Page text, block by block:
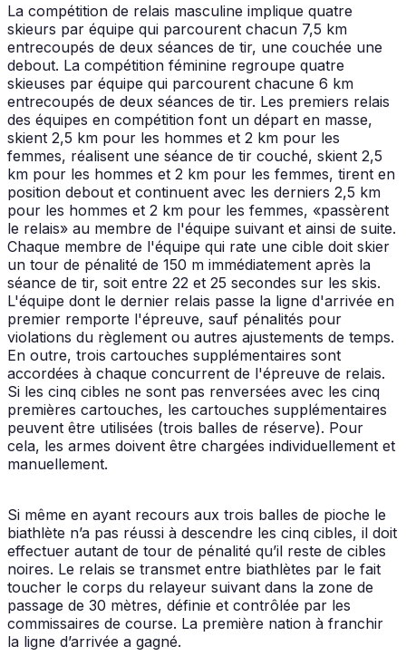
La compétition de relais masculine implique quatre
skieurs par équipe qui parcourent chacun 7,5 km
entrecoupés de deux séances de tir, une couchée une
debout. La compétition féminine regroupe quatre
skieuses par équipe qui parcourent chacune 6 km
entrecoupés de deux séances de tir. Les premiers relais
des équipes en compétition font un départ en masse,
skient 2,5 km pour les hommes et 2 km pour les
femmes, réalisent une séance de tir couché, skient 2,5
km pour les hommes et 2 km pour les femmes, tirent en
position debout et continuent avec les derniers 2,5 km
pour les hommes et 2 km pour les femmes, «passèrent
le relais» au membre de l'équipe suivant et ainsi de suite.
Chaque membre de l'équipe qui rate une cible doit skier
un tour de pénalité de 150 m immédiatement après la
séance de tir, soit entre 22 et 25 secondes sur les skis.
L'équipe dont le dernier relais passe la ligne d'arrivée en
premier remporte l'épreuve, sauf pénalités pour
violations du règlement ou autres ajustements de temps.
En outre, trois cartouches supplémentaires sont
accordées à chaque concurrent de l'épreuve de relais.
Si les cinq cibles ne sont pas renversées avec les cinq
premières cartouches, les cartouches supplémentaires
peuvent être utilisées (trois balles de réserve). Pour
cela, les armes doivent être chargées individuellement et
manuellement.
Si même en ayant recours aux trois balles de pioche le
biathlète n’a pas réussi à descendre les cinq cibles, il doit
effectuer autant de tour de pénalité qu’il reste de cibles
noires. Le relais se transmet entre biathlètes par le fait
toucher le corps du relayeur suivant dans la zone de
passage de 30 mètres, définie et contrôlée par les
commissaires de course. La première nation à franchir
la ligne d’arrivée a gagné.